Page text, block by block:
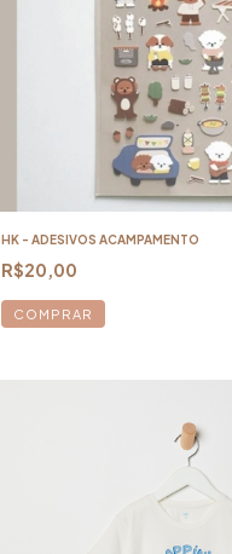
HK - ADESIVOS ACAMPAMENTO
R$20,00